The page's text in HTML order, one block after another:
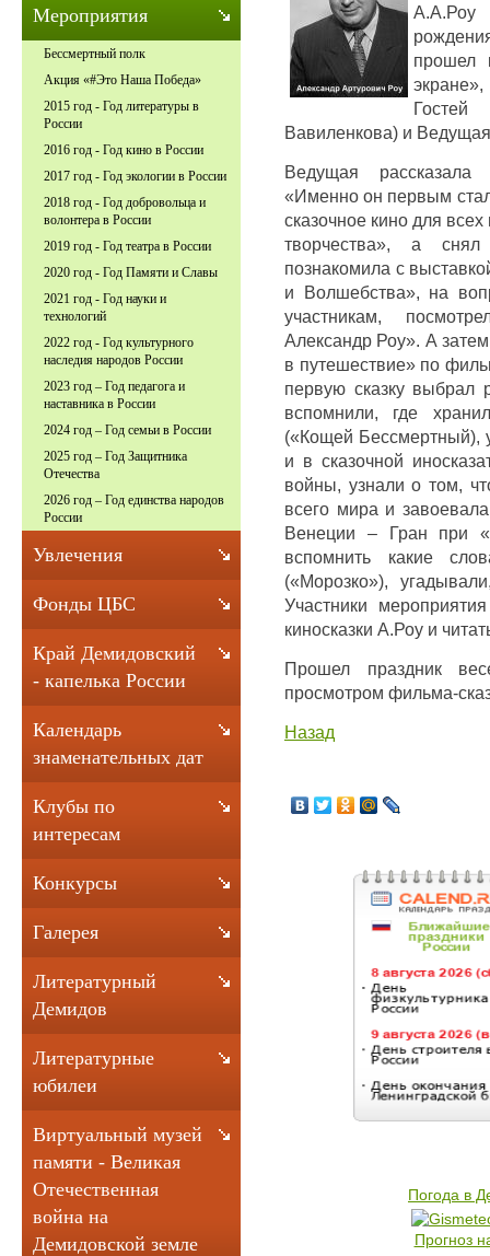
прошел
Вавиленкова) и
Ведущая рассказала
«Именно он первым
сказочное кино для
творчества», а снял
познакомила с
и Волшебства», на
участникам,
Александр Роу». А
в путешествие» по
первую сказку выбрал
вспомнили, где
(«Кощей Бессмертный),
и в сказочной
войны, узнали о том,
всего мира и
Венеции – Гран при
вспомнить какие
(«Морозко»),
Участники
киносказки А.Роу и
Прошел праздник
просмотром фильма-
Назад
Погода в
Прогноз
Мероприятия
Бессмертный полк
Акция «#Это Наша Победа»
2015 год - Год литературы в
России
2016 год - Год кино в России
2017 год - Год экологии в России
2018 год - Год добровольца и
волонтера в России
2019 год - Год театра в России
2020 год - Год Памяти и Славы
2021 год - Год науки и
технологий
2022 год - Год культурного
наследия народов России
2023 год – Год педагога и
наставника в России
2024 год – Год семьи в России
2025 год – Год Защитника
Отечества
2026 год – Год единства народов
России
Увлечения
Фонды ЦБС
Край Демидовский
- капелька России
Календарь
знаменательных дат
Клубы по
интересам
Конкурсы
Галерея
Литературный
Демидов
Литературные
юбилеи
Виртуальный музей
памяти - Великая
Отечественная
война на
Демидовской земле